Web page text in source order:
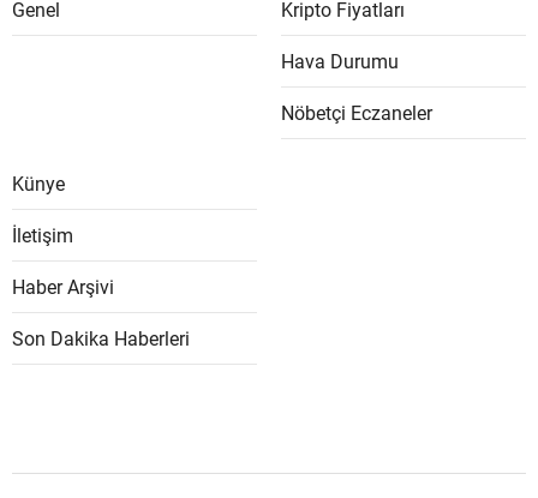
Genel Kripto Fiyatları
Hava Durumu
Nöbetçi Eczaneler
Künye
İletişim
Haber Arşivi
Son Dakika Haberleri